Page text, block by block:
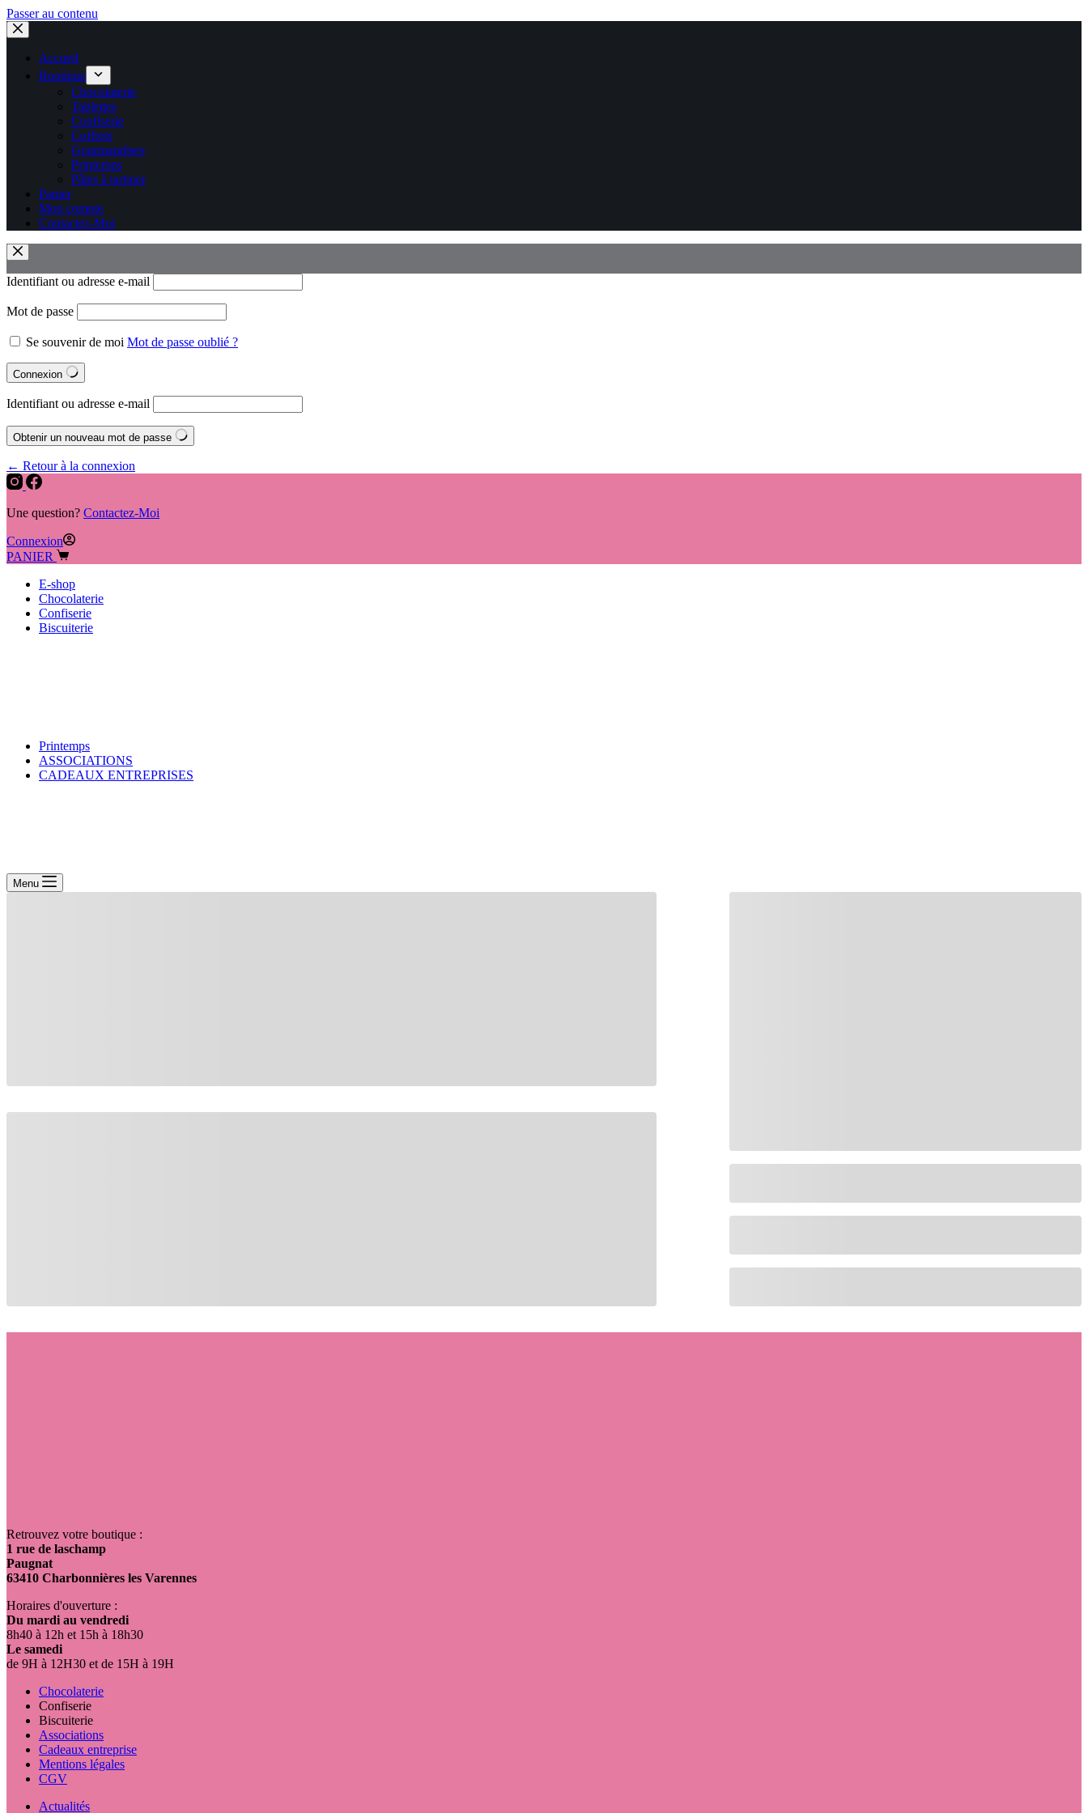
Passer au contenu
Accueil
Boutique
Chocolaterie
Tablettes
Confiserie
Coffrets
Gourmandises
Printemps
Pâtes à tartiner
Panier
Mon compte
Contactez-Moi
Identifiant ou adresse e-mail
Mot de passe
Se souvenir de moi Mot de passe oublié ?
Connexion
Identifiant ou adresse e-mail
Obtenir un nouveau mot de passe
← Retour à la connexion
Une question? Contactez-Moi
Connexion
PANIER
E-shop
Chocolaterie
Confiserie
Biscuiterie
Printemps
ASSOCIATIONS
CADEAUX ENTREPRISES
Menu
Retrouvez votre boutique :
1 rue de laschamp
Paugnat
63410 Charbonnières les Varennes
Horaires d'ouverture :
Du mardi au vendredi
8h40 à 12h et 15h à 18h30
Le samedi
de 9H à 12H30 et de 15H à 19H
Chocolaterie
Confiserie
Biscuiterie
Associations
Cadeaux entreprise
Mentions légales
CGV
Actualités